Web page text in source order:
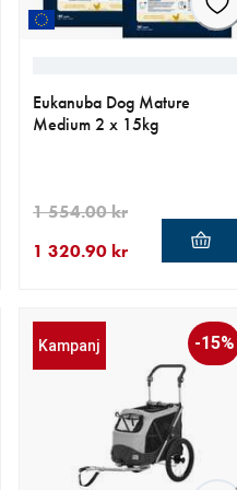
Eukanuba Dog Mature
Medium 2 x 15kg
1 320.90 kr
1 554.00 kr
Kampanj -15%